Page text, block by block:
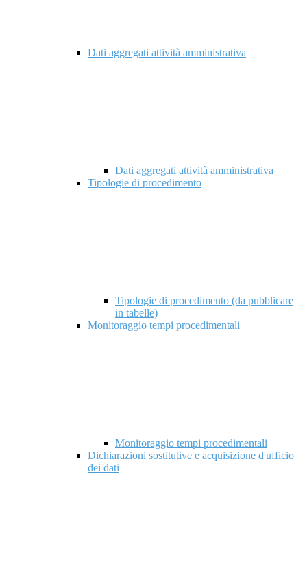
Dati aggregati attività amministrativa
Dati aggregati attività amministrativa
Tipologie di procedimento
Tipologie di procedimento (da pubblicare
in tabelle)
Monitoraggio tempi procedimentali
Monitoraggio tempi procedimentali
Dichiarazioni sostitutive e acquisizione d'ufficio
dei dati